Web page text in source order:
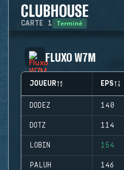
CLUBHOUSE
CARTE 1 Terminé
FLUXO W7M
JOUEUR EPS
DODEZ 140
DOTZ 114
LOBIN 154
PALUH 146